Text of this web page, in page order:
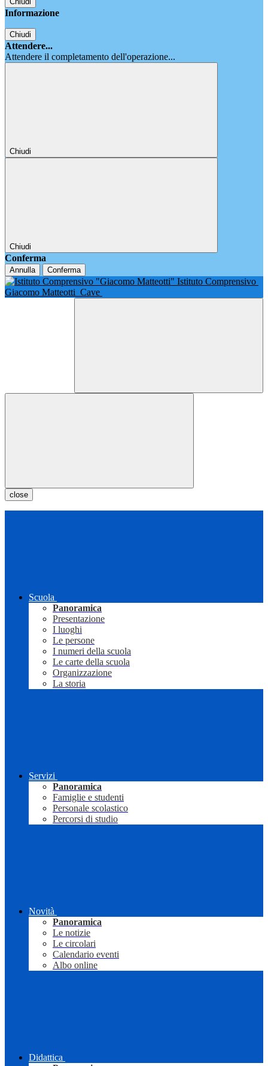
Informazione
Chiudi
Attendere...
Attendere il completamento dell'operazione...
Chiudi
Chiudi
Conferma
Annulla Conferma
Istituto Comprensivo
Giacomo Matteotti Cave
close
Scuola
Panoramica
Presentazione
I luoghi
Le persone
I numeri della scuola
Le carte della scuola
Organizzazione
La storia
Servizi
Panoramica
Famiglie e studenti
Personale scolastico
Percorsi di studio
Novità
Panoramica
Le notizie
Le circolari
Calendario eventi
Albo online
Didattica